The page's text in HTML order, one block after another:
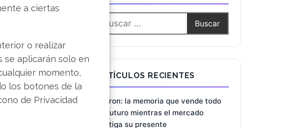
a ciertas
o realizar
se aplicarán solo en
momento,
los botones de la
de Privacidad
Des
al
operativa
ARTÍCULOS RECIENTES
Micron: la memoria que vende todo
su futuro mientras el mercado
castiga su presente